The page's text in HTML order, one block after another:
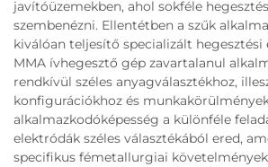
javítóüzemekben, ahol sokféle
szembenézni. Ellentétben a szűk
kiválóan teljesítő specializált hegesztési
MMA ívhegesztő gép zavartalanul
rendkívül széles anyagválasztékhoz,
konfigurációkhoz és
alkalmazkodóképesség a különféle
elektródák széles választékából ered,
specifikus fémetallurgiai